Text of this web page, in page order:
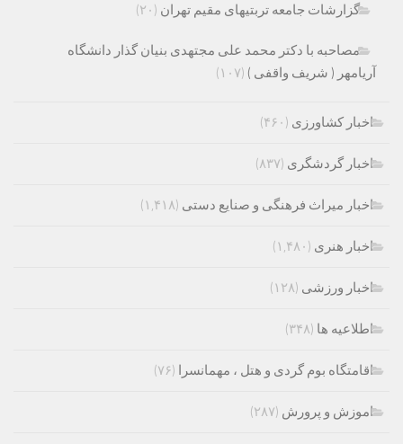
گزارشات جامعه تربتیهای مقیم تهران (۲۰)
مصاحبه با دکتر محمد علی مجتهدی بنیان گذار دانشگاه
آریامهر ( شریف واقفی ) (۱۰۷)
اخبار کشاورزی (۴۶۰)
اخبار گردشگری (۸۳۷)
اخبار میراث فرهنگی و صنایع دستی (۱,۴۱۸)
اخبار هنری (۱,۴۸۰)
اخبار ورزشی (۱۲۸)
اطلاعیه ها (۳۴۸)
اقامتگاه بوم گردی و هتل ، مهمانسرا (۷۶)
اموزش و پرورش (۲۸۷)